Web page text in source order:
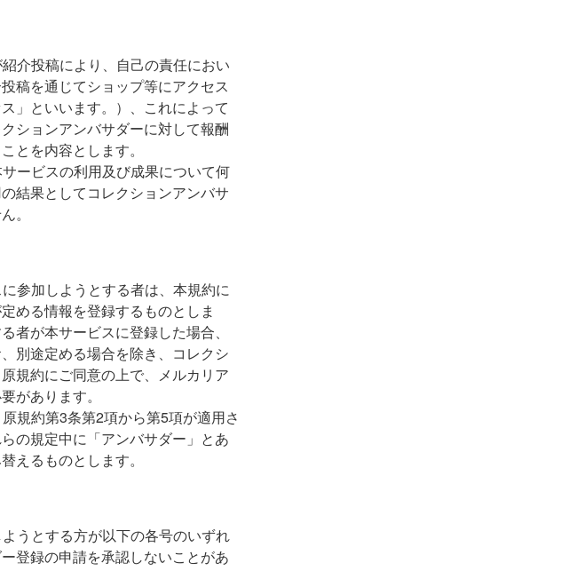
介投稿により、自己の責任におい
稿を通じてショップ等にアクセス
」といいます。）、これによって
ションアンバサダーに対して報酬
とを内容とします。
ービスの利用及び成果について何
結果としてコレクションアンバサ
。
参加しようとする者は、本規約に
める情報を登録するものとしま
者が本サービスに登録した場合、
別途定める場合を除き、コレクシ
規約にご同意の上で、メルカリア
があります。
規約第3条第2項から第5項が適用さ
の規定中に「アンバサダー」とあ
えるものとします。
うとする方が以下の各号のいずれ
登録の申請を承認しないことがあ